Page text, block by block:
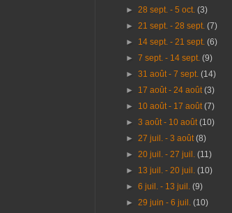
►28 sept. - 5 oct.(3)
►21 sept. - 28 sept.(7)
► 14 sept. - 21 sept.(6)
►7 sept. - 14 sept.(9)
►31 août - 7 sept.(14)
► 17 août - 24 août(3)
► 10 août - 17 août(7)
►3 août - 10 août(10)
►27 juil. - 3 août(8)
►20 juil. - 27 juil.(11)
► 13 juil. - 20 juil.(10)
►6 juil. - 13 juil.(9)
►29 juin - 6 juil.(10)